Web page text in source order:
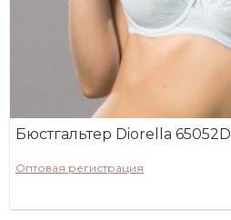
Бюстгальтер Diorella 65052D
Оптовая регистрация